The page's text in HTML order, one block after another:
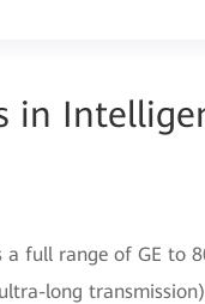
in
full range of GE to
long